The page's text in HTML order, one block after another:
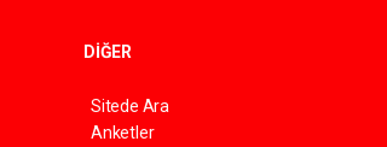
DİĞER
Sitede Ara
Anketler